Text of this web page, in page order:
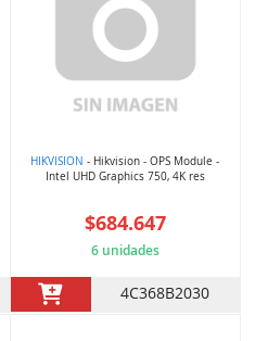
HIKVISION - Hikvision - OPS Module -
Intel UHD Graphics 750, 4K res
$684.647
6 unidades
4C368B2030